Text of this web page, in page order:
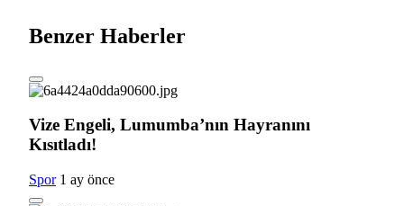
Benzer Haberler
Vize Engeli, Lumumba’nın Hayranını
Kısıtladı!
Spor 1 ay önce